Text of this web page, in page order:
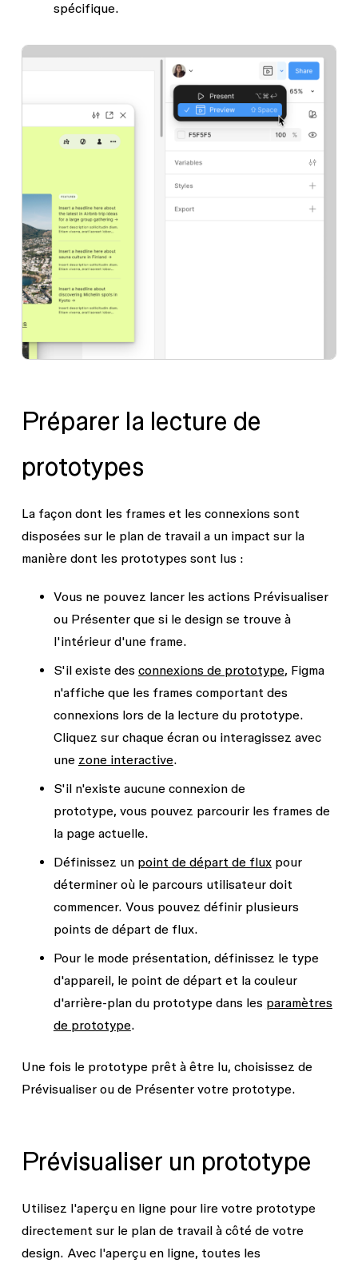
spécifique.
Préparer la lecture de
prototypes
La façon dont les frames et les connexions sont
disposées sur le plan de travail a un impact sur la
manière dont les prototypes sont lus :
Vous ne pouvez lancer les actions Prévisualiser
ou Présenterque si le design se trouve à
l'intérieur d'une frame.
S'il existe des connexions de prototype, Figma
n'affiche que les frames comportant des
connexions lors de la lecture du prototype.
Cliquez sur chaque écran ou interagissez avec
une zone interactive.
S'il n'existe aucune connexion de
prototype, vous pouvez parcourir les frames de
la page actuelle.
Définissez un point de départ de fluxpour
déterminer où le parcours utilisateur doit
commencer. Vous pouvez définir plusieurs
points de départ de flux.
Pour le mode présentation, définissez le type
d'appareil, le point de départ et la couleur
d'arrière-plan du prototype dans les paramètres
de prototype.
Une fois le prototype prêt à être lu, choisissez de
Prévisualiserou de Présentervotre prototype.
Prévisualiser un prototype
Utilisez l'aperçu en ligne pour lire votre prototype
directement sur le plan de travail à côté de votre
design. Avec l'aperçu en ligne, toutes les